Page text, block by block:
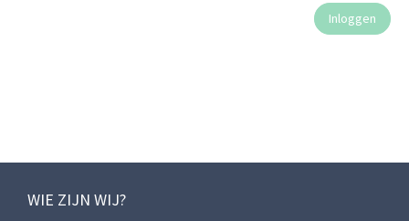
WIE ZIJN WIJ?